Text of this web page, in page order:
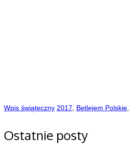
Wpis świąteczny 2017 Betlejem Polskie
Ostatnie posty